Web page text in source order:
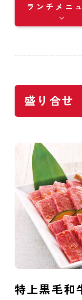
ランチメニ
盛り合せ
特上黒毛和